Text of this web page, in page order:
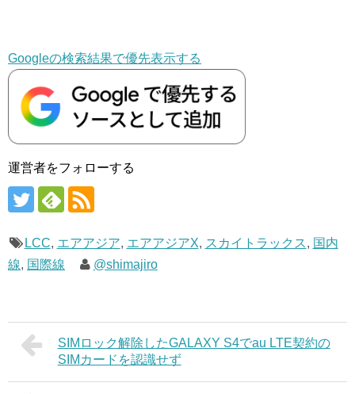
Googleの検索結果で優先表示する
運営者をフォローする
LCC, エアアジア, エアアジアX, スカイトラックス, 国内
線, 国際線 @shimajiro
SIMロック解除したGALAXY S4でau LTE契約の
SIMカードを認識せず